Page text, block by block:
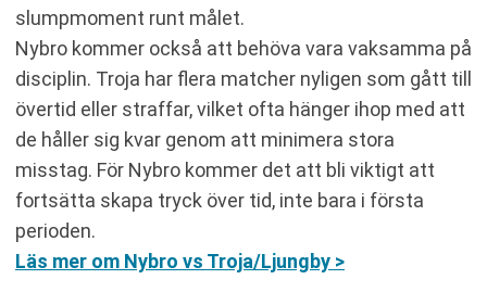
slumpmoment runt målet.
Nybro kommer också att behöva vara vaksamma på
disciplin. Troja har flera matcher nyligen som gått till
övertid eller straffar, vilket ofta hänger ihop med att
de håller sig kvar genom att minimera stora
misstag. För Nybro kommer det att bli viktigt att
fortsätta skapa tryck över tid, inte bara i första
perioden.
Läs mer om Nybro vs Troja/Ljungby >